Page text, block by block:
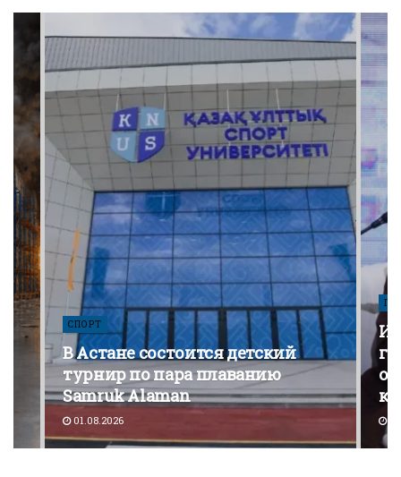
СПОРТ
В Астане состоится детский
турнир по пара плаванию
Samruk Alaman
01.08.2026